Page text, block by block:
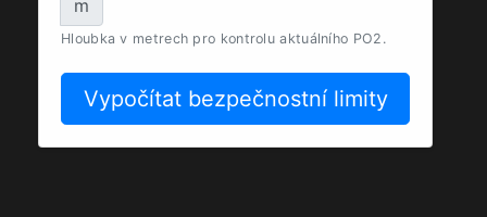
m
Hloubka v metrech pro kontrolu aktuálního PO2.
Vypočítat bezpečnostní limity